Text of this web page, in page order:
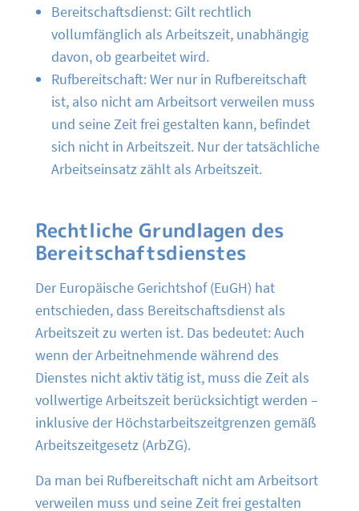
Bereitschaftsdienst: Gilt rechtlich
vollumfänglich als Arbeitszeit, unabhängig
davon, ob gearbeitet wird.
Rufbereitschaft: Wer nur in Rufbereitschaft
ist, also nicht am Arbeitsort verweilen muss
und seine Zeit frei gestalten kann, befindet
sich nicht in Arbeitszeit. Nur der tatsächliche
Arbeitseinsatz zählt als Arbeitszeit.
Rechtliche Grundlagen des
Bereitschaftsdienstes
Der Europäische Gerichtshof (EuGH) hat
entschieden, dass Bereitschaftsdienst als
Arbeitszeit zu werten ist. Das bedeutet: Auch
wenn der Arbeitnehmende während des
Dienstes nicht aktiv tätig ist, muss die Zeit als
vollwertige Arbeitszeit berücksichtigt werden –
inklusive der Höchstarbeitszeitgrenzen gemäß
Arbeitszeitgesetz (ArbZG).
Da man bei Rufbereitschaft nicht am Arbeitsort
verweilen muss und seine Zeit frei gestalten